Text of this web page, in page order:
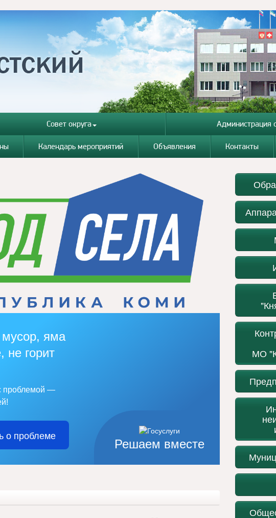
Совет округа Администрация
Календарь мероприятий Объявления Контакты
Решаем вместе
яма
не горит
проблемой —
о проблеме
МО